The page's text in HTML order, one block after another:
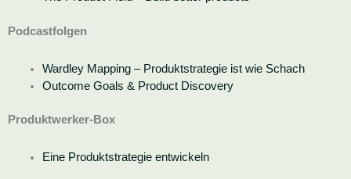
Podcastfolgen
Wardley Mapping – Produktstrategie ist wie Schach
Outcome Goals & Product Discovery
Produktwerker-Box
Eine Produktstrategie entwickeln